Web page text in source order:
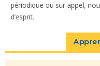
périodique ou sur appel,
d’esprit.